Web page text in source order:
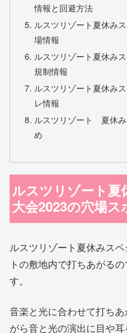
情報と回避方法
ルスツリゾート夏休み
場情報
ルスツリゾート夏休み
規制情報
ルスツリゾート夏休み
レ情報
ルスツリゾート 夏休
め
ルスツリゾート夏
大会2023の穴場ス
ルスツリゾート夏休みス
トの敷地内で打ちあがる
す。
音楽と光に合わせて打ち
がら音と光の演出に目や